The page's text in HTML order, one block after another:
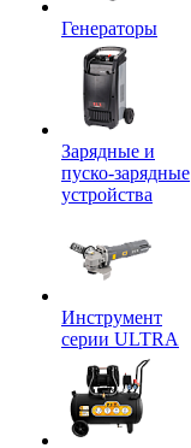
Генераторы
Зарядные и
пуско-зарядные
устройства
Инструмент
серии ULTRA